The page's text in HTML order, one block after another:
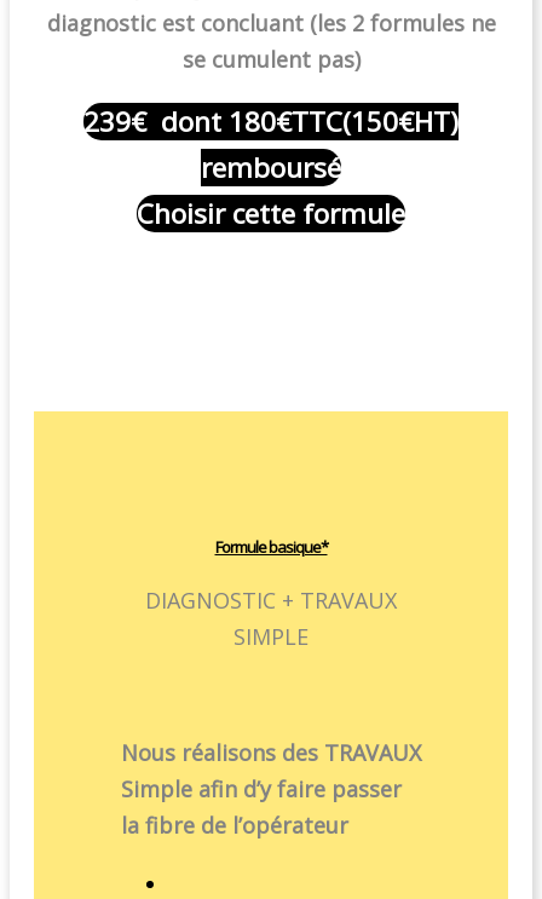
diagnostic est concluant (les 2 formules ne
se cumulent pas)
239€ dont 180€TTC(150€HT)
remboursé
Choisir cette formule
Formule basique*
DIAGNOSTIC + TRAVAUX
SIMPLE
Nous réalisons des TRAVAUX
Simple afin d’y faire passer
la fibre de l’opérateur